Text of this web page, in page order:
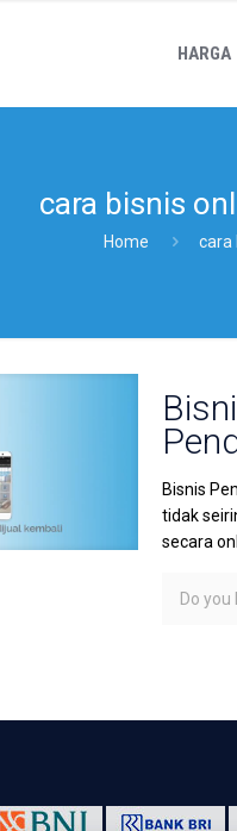
HARGA
cara bisnis
Home cara
Bisnis
tidak
secara
Do you